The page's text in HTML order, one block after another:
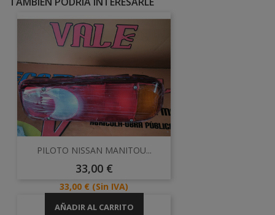
PILOTO NISSAN MANITOU...
Precio
33,00 €
Precio
33,00 € (Sin IVA)
AÑADIR AL CARRITO